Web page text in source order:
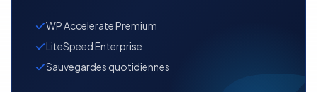
WP Accelerate Premium
LiteSpeed Enterprise
Sauvegardes quotidiennes